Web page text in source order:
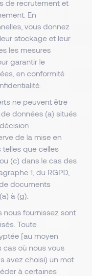
de recrutement et
En
vous donnez
stockage et leur
les mesures
garantir le
en conformité
ne peuvent être
données (a) situés
de la mise en
que celles
(c) dans le cas des
1, du RGPD,
documents
à (g).
nous fournissez sont
Toute
[au moyen
cas où nous vous
avez choisi) un mot
à certaines